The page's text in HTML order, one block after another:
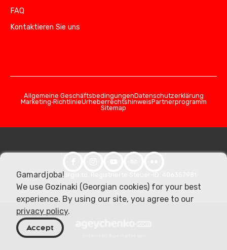
FAQ
Kontaktieren Sie uns
Allgemeine GeschäftsbedingungenDatenschutzerklärung
Marketing‑RichtlinieUrheberrechtshinweisPartnerprogramm
Sitemap
© 2026 Georgia.to. Registrierte Steuer-ID: 406357981
Gamardjoba!
We use Gozinaki (Georgian cookies) for your best
experience. By using our site, you agree to our
privacy policy.
Accept